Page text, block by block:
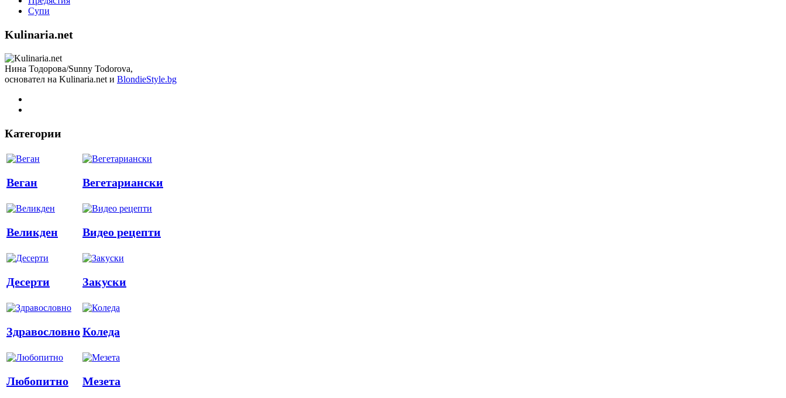
Супи
Kulinaria.net
Нина Тодорова/Sunny Todorova,
основател на Kulinaria.net и BlondieStyle.bg
Категории
Веган Вегетариански
Великден Видео рецепти
Десерти Закуски
ЗдравословноКоледа
Любопитно Мезета